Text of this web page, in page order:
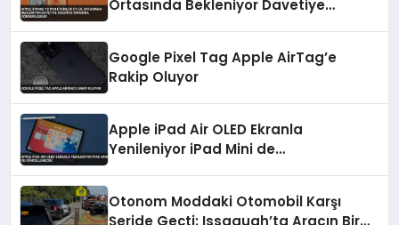
Ortasında Bekleniyor Davetiye
Google Pixel Tag Apple AirTag’e
Rakip Oluyor
Apple iPad Air OLED Ekranla
Yenileniyor iPad Mini de
Otonom Moddaki Otomobil Karşı
Şeride Geçti: Issaquah’ta Aracın Bir